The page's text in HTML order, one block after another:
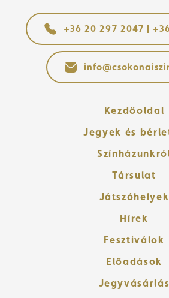
+36 20 297 2047 |
Kezdőoldal
Jegyek és
Társulat
Játszóhelyek
Hírek
Fesztiválok
Előadások
Jegyvásárlás